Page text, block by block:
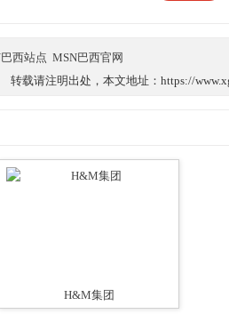
西站点 MSN巴西官网
转载请注明出处，本文地址：https://
H&M集团